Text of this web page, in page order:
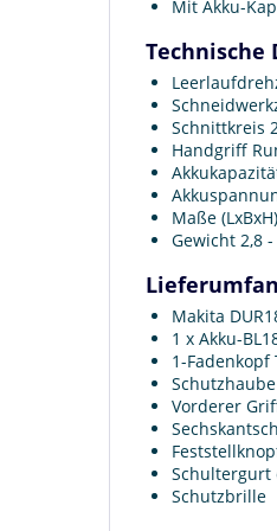
Mit Akku-
Technische
Schnittkreis
Handgriff
Maße
Gewicht 2,8 -
Makita
1 x Akku-
1-Fadenkopf
Schutzhaube
Vorderer
Schultergurt
Schutzbrille